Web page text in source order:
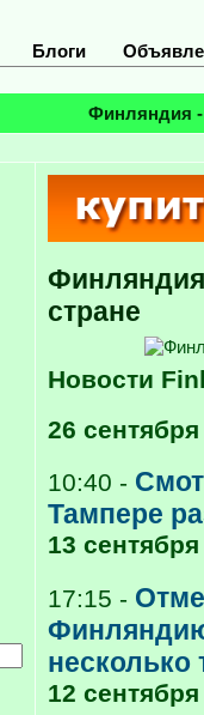
Блоги
Финляндия -
стране
Новости
26
10:40 -
Тампере
13
17:15 -
несколько
12